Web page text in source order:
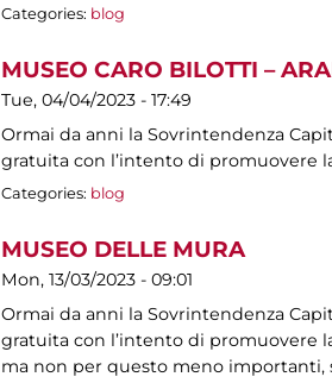
Categories: blog
MUSEO CARO BILOTTI –
Tue, 04/04/2023 - 17:49
Ormai da anni la Sovrintendenza
gratuita con l’intento di promuovere
Categories: blog
MUSEO DELLE MURA
Mon, 13/03/2023 - 09:01
Ormai da anni la Sovrintendenza
gratuita con l’intento di promuovere
ma non per questo meno